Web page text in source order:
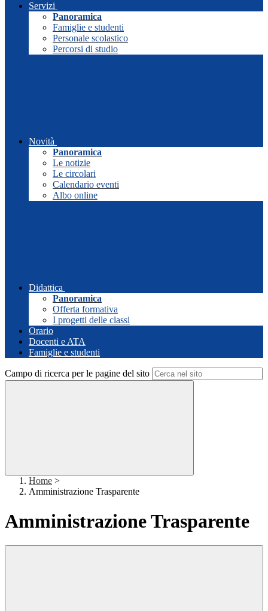
Servizi
Panoramica
Famiglie e studenti
Personale scolastico
Percorsi di studio
Novità
Panoramica
Le notizie
Le circolari
Calendario eventi
Albo online
Didattica
Panoramica
Offerta formativa
I progetti delle classi
Orario
Docenti e ATA
Famiglie e studenti
Campo di ricerca per le pagine del sito
Home >
Amministrazione Trasparente
Amministrazione Trasparente